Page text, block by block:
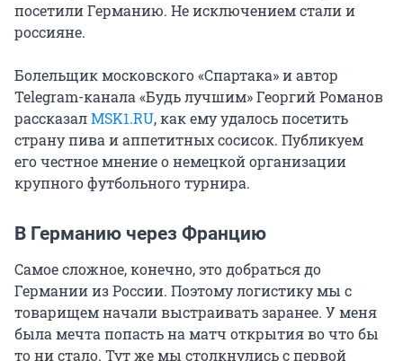
посетили Германию. Не исключением стали и
россияне.
Болельщик московского «Спартака» и автор
Telegram-канала «Будь лучшим» Георгий Романов
рассказалMSK1.RU, как ему удалось посетить
страну пива и аппетитных сосисок. Публикуем
его честное мнение о немецкой организации
крупного футбольного турнира.
В Германию через Францию
Самое сложное, конечно, это добраться до
Германии из России. Поэтому логистику мы с
товарищем начали выстраивать заранее. У меня
была мечта попасть на матч открытия во что бы
то ни стало. Тут же мы столкнулись с первой